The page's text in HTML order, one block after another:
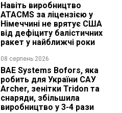
Навіть виробництво
ATACMS за ліцензією у
Німеччині не врятує США
від дефіциту балістичних
ракет у найближчі роки
08 серпень 2026
BAE Systems Bofors, яка
робить для України САУ
Archer, зенітки Tridon та
снаряди, збільшила
виробництво у 3-4 рази